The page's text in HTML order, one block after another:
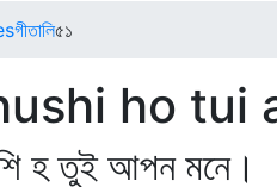
গীতালি৫১
ho tui
তুই আপন মনে।